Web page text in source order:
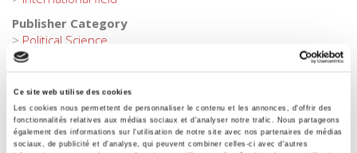
Ce site web utilise des cookies
Les cookies nous permettent de personnaliser le contenu et les annonces, d'offrir des
fonctionnalités relatives aux médias sociaux et d'analyser notre trafic. Nous partageons
également des informations sur l'utilisation de notre site avec nos partenaires de médias
sociaux, de publicité et d'analyse, qui peuvent combiner celles-ci avec d'autres
Publisher Category
> Political Science
Publisher Category
BISAC Subject Heading
POL000000 POLITICAL SCIENCE
BIC subject category (UK)